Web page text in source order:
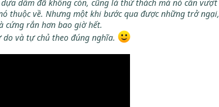
dẫm đã không còn, cũng là thử thách mà nó cần vượt
thuộc về. Nhưng một khi bước qua được những trở ngại,
cứng rắn hơn bao giờ hết.
và tự chủ theo đúng nghĩa.